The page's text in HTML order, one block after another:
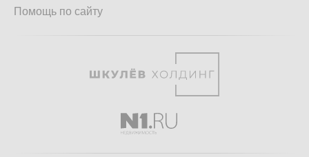
Помощь по сайту